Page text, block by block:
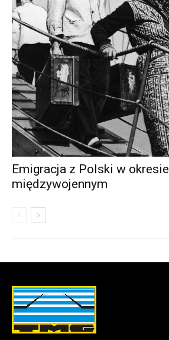
Emigracja z Polski w okresie
międzywojennym